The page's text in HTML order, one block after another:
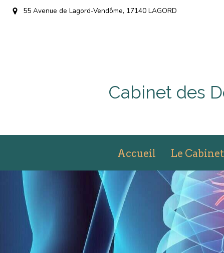
55 Avenue de Lagord-Vendôme, 17140 LAGORD
Cabinet des
Accueil Le Cabinet